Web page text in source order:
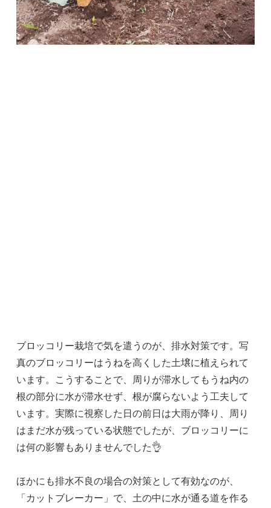
ブロッコリー栽培で気を遣うのが、排水対策です。写
真のブロッコリーはうねを高くした土壌に植えられて
います。こうすることで、周りが滞水してもうね内の
根の部分に水が滞水せず、根が腐らないよう工夫して
います。実際に視察した日の前日は大雨が降り、周り
はまだ水が残っている状態でしたが、ブロッコリーに
は何の影響もありませんでした👌
ほかにも排水不良の場合の対策として有効なのが、
「カットブレーカー」で、土の中に水が通る道を作る